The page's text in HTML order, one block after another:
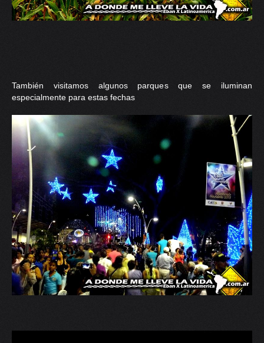
También visitamos algunos parques que se iluminan
especialmente para estas fechas